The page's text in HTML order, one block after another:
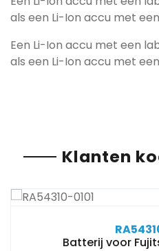
als een Li-Ion accu met een
Een Li-Ion accu met een
als een Li-Ion accu met
Klanten
Batterij voor